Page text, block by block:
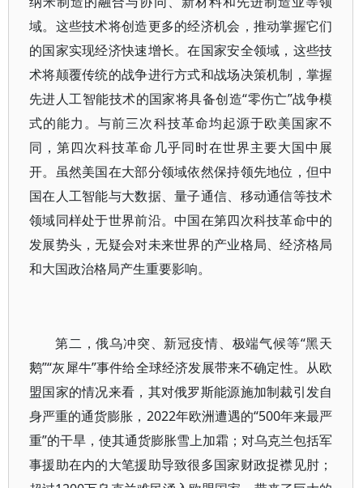
域。这些技术将创造更多的经济机会，推动掌握它们
的国家实现经济快速增长。在国家安全领域，这些技
术将颠覆传统的战争进行方式和战场决策机制，掌握
先进人工智能技术的国家将具备创造“零伤亡”战争模
式的能力。与前三次科技革命均起源于欧美国家不
同，第四次科技革命几乎同时在世界主要大国中展
开。虽然美国在大部分领域依然保持领先地位，但中
国在人工智能与大数据、量子通信、移动通信等技术
领域同样处于世界前沿。中国在第四次科技革命中的
发展势头，无疑会对未来世界的产业格局、经济格局
和大国政治格局产生重要影响。
第二，俄乌冲突、新冠疫情、极端气候等“黑天
鹅”“灰犀牛”事件给全球经济发展带来不确定性。从欧
盟国家的情况来看，其对俄罗斯能源施加制裁引发自
身严重的通货膨胀，2022年欧洲遭遇的“500年来最严
重”的干旱，使其通货膨胀雪上加霜；对乌克兰包括军
事援助在内的大笔援助导致很多国家财政捉襟见肘；